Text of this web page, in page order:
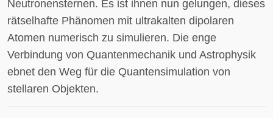
Neutronensternen. Es ist ihnen nun gelungen, dieses
rätselhafte Phänomen mit ultrakalten dipolaren
Atomen numerisch zu simulieren. Die enge
Verbindung von Quantenmechanik und Astrophysik
ebnet den Weg für die Quantensimulation von
stellaren Objekten.